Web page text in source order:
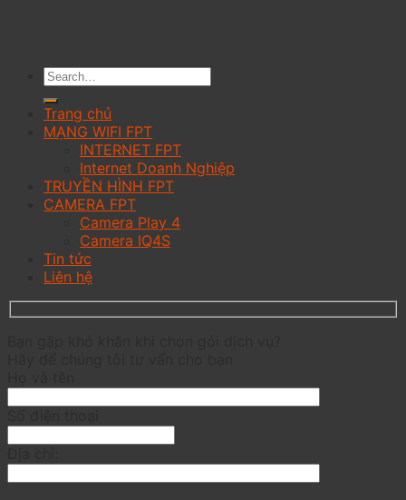
Trang chủ
MẠNG WIFI FPT
INTERNET FPT
Internet Doanh Nghiệp
TRUYỀN HÌNH FPT
CAMERA FPT
Camera Play 4
Camera IQ4S
Tin tức
Liên hệ